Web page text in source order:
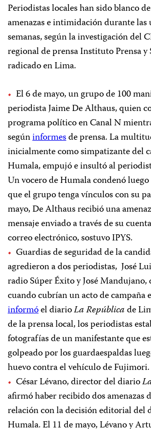
Periodistas locales han sido blanco
amenazas e intimidación durante
semanas, según la investigación del
regional de prensa Instituto Prensa y
radicado en Lima.
El 6 de mayo, un grupo de 100
periodista Jaime De Althaus, quien
programa político en Canal N
segúninformesde prensa. La
inicialmente como simpatizante del
Humala, empujó e insultó al
Un vocero de Humala condenó
que el grupo tenga vínculos con su
mayo, De Althaus recibió una
mensaje enviado a través de su
correo electrónico, sostuvo IPYS.
Guardias de seguridad de la
agredieron a dos periodistas, José
radio Súper Éxito y José Mandujano,
cuando cubrían un acto de campaña
informóel diarioLa Repúblicade
de la prensa local, los periodistas
fotografías de un manifestante que
golpeado por los guardaespaldas
huevo contra el vehículo de Fujimori.
César Lévano, director del diario
afirmó haber recibido dos amenazas
relación con la decisión editorial del
Humala. El 11 de mayo, Lévano y